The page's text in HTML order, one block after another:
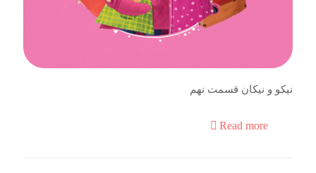
نیکو و نیکان قسمت نهم
Read more